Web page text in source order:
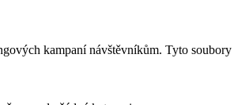
kampaní návštěvníkům. Tyto